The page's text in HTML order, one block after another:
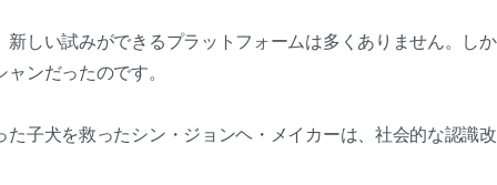
新しい試みができるプラットフォームは多くありません。し
ンだったのです。
た子犬を救ったシン・ジョンヘ・メイカーは、社会的な認識